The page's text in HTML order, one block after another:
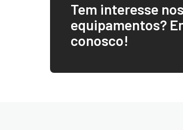
Tem interesse
equipamentos?
conosco!